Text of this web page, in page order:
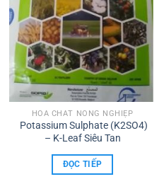
HÓA CHẤT NÔNG NGHIỆP
Potassium Sulphate (K2SO4)
– K-Leaf Siêu Tan
ĐỌC TIẾP